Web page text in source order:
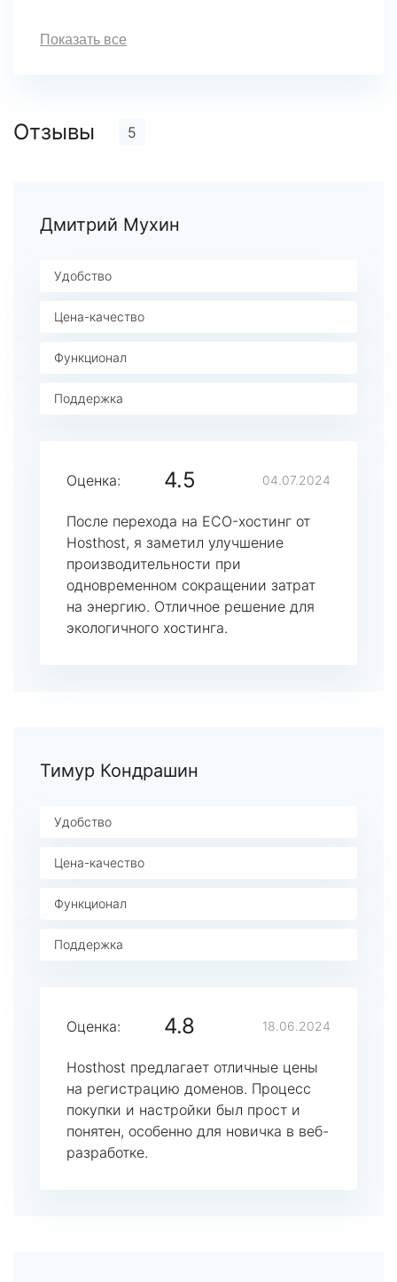
Показать все
Отзывы 5
Дмитрий Мухин
Удобство
Цена-качество
Функционал
Поддержка
Оценка: 4.5 04.07.2024
После перехода на ECO-хостинг от
Hosthost, я заметил улучшение
производительности при
одновременном сокращении затрат
на энергию. Отличное решение для
экологичного хостинга.
Тимур Кондрашин
Удобство
Цена-качество
Функционал
Поддержка
Оценка: 4.8 18.06.2024
Hosthost предлагает отличные цены
на регистрацию доменов. Процесс
покупки и настройки был прост и
понятен, особенно для новичка в веб-
разработке.